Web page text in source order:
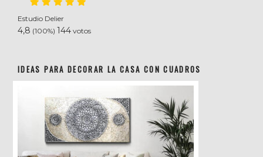
Estudio Delier
4,8 (100%) 144 votos
IDEAS PARA DECORAR LA CASA CON CUADROS